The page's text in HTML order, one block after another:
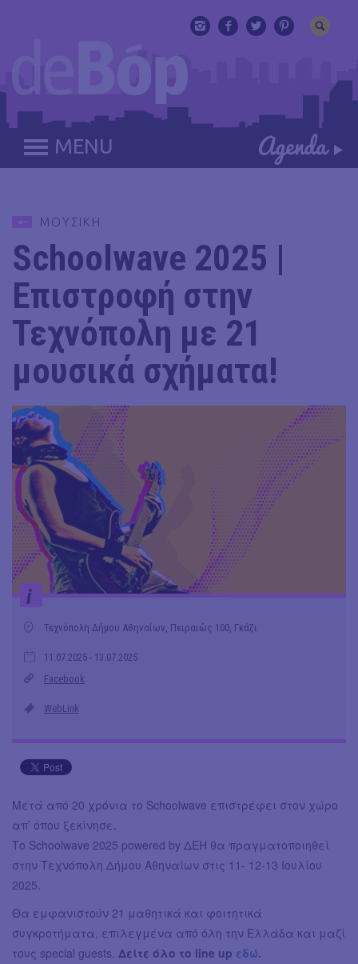
MENU
ΜΟΥΣΙΚΗ
Schoolwave 2025 |
Επιστροφή στην
Τεχνόπολη με 21
μουσικά σχήματα!
i
Τεχνόπολη Δήμου Αθηναίων, Πειραιώς 100, Γκάζι
11.07.2025 - 13.07.2025
Facebook
WebLink
Μετά από 20 χρόνια το Schoolwave επιστρέφει στον χώρο
απ’ όπου ξεκίνησε.
Το Schoolwave 2025 powered by ΔΕΗ θα πραγματοποιηθεί
στην Τεχνόπολη Δήμου Αθηναίων στις 11- 12-13 Ιουλίου
2025.
Θα εμφανιστούν 21 μαθητικά και φοιτητικά
συγκροτήματα, επιλεγμένα από όλη την Ελλάδα και μαζί
τους special guests. Δείτε όλο το line up εδώ.